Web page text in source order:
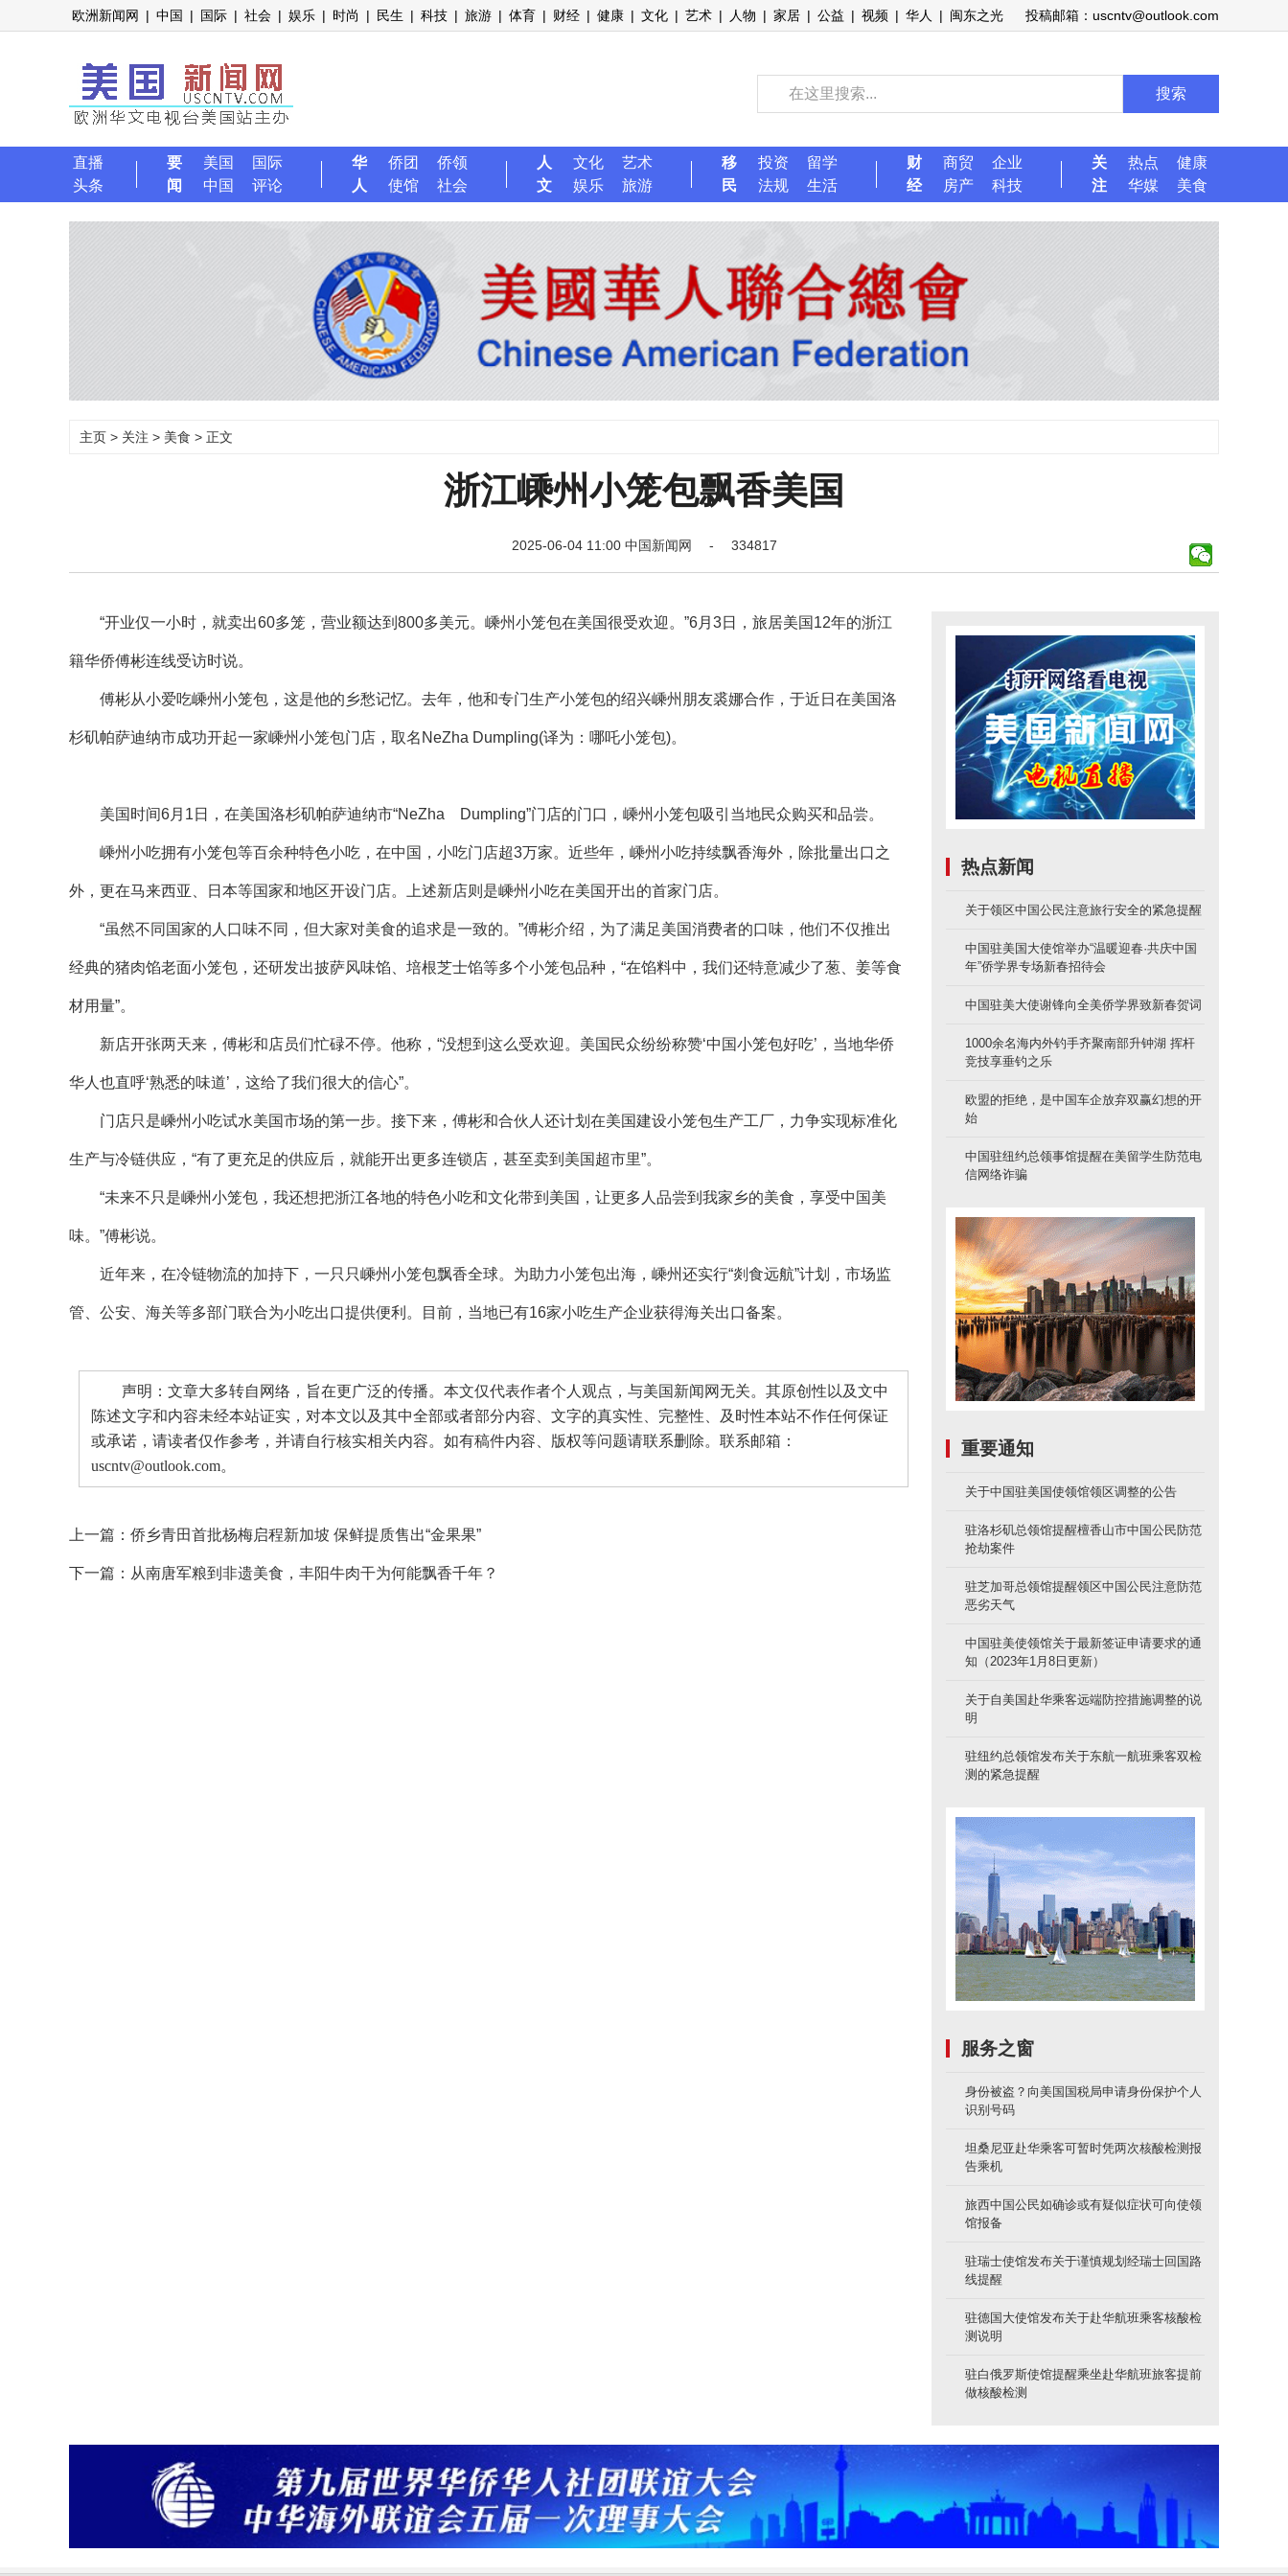
欧洲新闻网 | 中国 | 国际 | 社会 | 娱乐 | 时尚 | 民生 | 科技 | 旅游 | 体育 | 财经 | 健康 | 文化 | 艺术 | 人物 | 家居 | 公益 | 视频 | 华人 | 闽东之光 投稿邮箱：uscntv@outlook.com
搜索
直播
头条
要
闻
美国
国际
中国
评论
华
人
侨团
侨领
使馆
社会
人
文
文化
艺术
娱乐
旅游
移
民
投资
留学
法规
生活
财
经
商贸
企业
房产
科技
关
注
热点
健康
华媒
美食
主页 > 关注 > 美食 > 正文
浙江嵊州小笼包飘香美国
2025-06-04 11:00 中国新闻网 - 334817
“开业仅一小时，就卖出60多笼，营业额达到800多美元。嵊州小笼包在美国很受欢迎。”6月3日，旅居美国12年的浙江
籍华侨傅彬连线受访时说。
傅彬从小爱吃嵊州小笼包，这是他的乡愁记忆。去年，他和专门生产小笼包的绍兴嵊州朋友裘娜合作，于近日在美国洛
杉矶帕萨迪纳市成功开起一家嵊州小笼包门店，取名NeZha Dumpling(译为：哪吒小笼包)。
美国时间6月1日，在美国洛杉矶帕萨迪纳市“NeZha Dumpling”门店的门口，嵊州小笼包吸引当地民众购买和品尝。
嵊州小吃拥有小笼包等百余种特色小吃，在中国，小吃门店超3万家。近些年，嵊州小吃持续飘香海外，除批量出口之
外，更在马来西亚、日本等国家和地区开设门店。上述新店则是嵊州小吃在美国开出的首家门店。
“虽然不同国家的人口味不同，但大家对美食的追求是一致的。”傅彬介绍，为了满足美国消费者的口味，他们不仅推出
经典的猪肉馅老面小笼包，还研发出披萨风味馅、培根芝士馅等多个小笼包品种，“在馅料中，我们还特意减少了葱、姜等食
材用量”。
新店开张两天来，傅彬和店员们忙碌不停。他称，“没想到这么受欢迎。美国民众纷纷称赞‘中国小笼包好吃’，当地华侨
华人也直呼‘熟悉的味道’，这给了我们很大的信心”。
门店只是嵊州小吃试水美国市场的第一步。接下来，傅彬和合伙人还计划在美国建设小笼包生产工厂，力争实现标准化
生产与冷链供应，“有了更充足的供应后，就能开出更多连锁店，甚至卖到美国超市里”。
“未来不只是嵊州小笼包，我还想把浙江各地的特色小吃和文化带到美国，让更多人品尝到我家乡的美食，享受中国美
味。”傅彬说。
近年来，在冷链物流的加持下，一只只嵊州小笼包飘香全球。为助力小笼包出海，嵊州还实行“剡食远航”计划，市场监
管、公安、海关等多部门联合为小吃出口提供便利。目前，当地已有16家小吃生产企业获得海关出口备案。
声明：文章大多转自网络，旨在更广泛的传播。本文仅代表作者个人观点，与美国新闻网无关。其原创性以及文中
陈述文字和内容未经本站证实，对本文以及其中全部或者部分内容、文字的真实性、完整性、及时性本站不作任何保证
或承诺，请读者仅作参考，并请自行核实相关内容。如有稿件内容、版权等问题请联系删除。联系邮箱：
uscntv@outlook.com。
上一篇： 侨乡青田首批杨梅启程新加坡 保鲜提质售出“金果果”
下一篇： 从南唐军粮到非遗美食，丰阳牛肉干为何能飘香千年？
热点新闻
关于领区中国公民注意旅行安全的紧急提醒
中国驻美国大使馆举办“温暖迎春·共庆中国
年”侨学界专场新春招待会
中国驻美大使谢锋向全美侨学界致新春贺词
1000余名海内外钓手齐聚南部升钟湖 挥杆
竞技享垂钓之乐
欧盟的拒绝，是中国车企放弃双赢幻想的开
始
中国驻纽约总领事馆提醒在美留学生防范电
信网络诈骗
重要通知
关于中国驻美国使领馆领区调整的公告
驻洛杉矶总领馆提醒檀香山市中国公民防范
抢劫案件
驻芝加哥总领馆提醒领区中国公民注意防范
恶劣天气
中国驻美使领馆关于最新签证申请要求的通
知（2023年1月8日更新）
关于自美国赴华乘客远端防控措施调整的说
明
驻纽约总领馆发布关于东航一航班乘客双检
测的紧急提醒
服务之窗
身份被盗？向美国国税局申请身份保护个人
识别号码
坦桑尼亚赴华乘客可暂时凭两次核酸检测报
告乘机
旅西中国公民如确诊或有疑似症状可向使领
馆报备
驻瑞士使馆发布关于谨慎规划经瑞士回国路
线提醒
驻德国大使馆发布关于赴华航班乘客核酸检
测说明
驻白俄罗斯使馆提醒乘坐赴华航班旅客提前
做核酸检测